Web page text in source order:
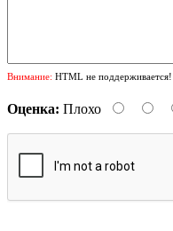
Внимание: HTML не поддерживается!
Оценка: Плохо